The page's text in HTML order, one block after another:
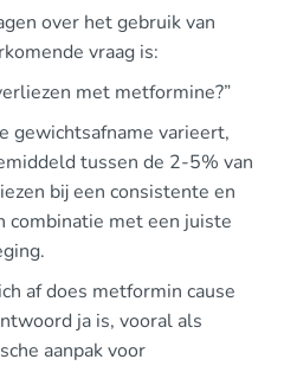
over het gebruik van
vraag is:
met metformine?”
gewichtsafname varieert,
tussen de 2-5% van
bij een consistente en
combinatie met een juiste
af does metformin cause
ja is, vooral als
aanpak voor